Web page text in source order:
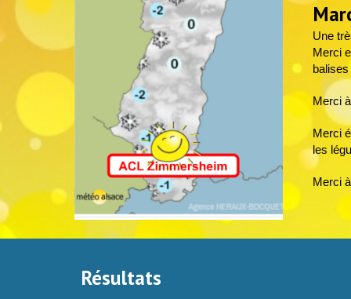
Une
Merci
Merci
Merci
les
Merci
Résultats